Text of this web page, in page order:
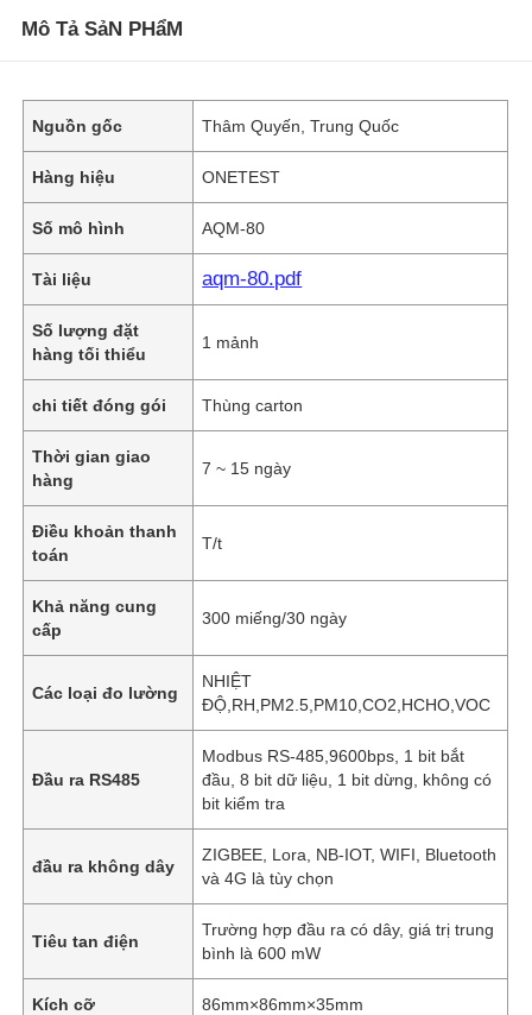
Mô Tả SảN PHẩM
Nguồn gốc Thâm Quyến, Trung Quốc
Hàng hiệu ONETEST
Số mô hình AQM-80
Tài liệu aqm-80.pdf
Số lượng đặt
hàng tối thiểu
1 mảnh
chi tiết đóng gói Thùng carton
Thời gian giao
hàng
7 ~ 15 ngày
Điều khoản thanh
toán
T/t
Khả năng cung
cấp
300 miếng/30 ngày
Các loại đo lường
NHIỆT
ĐỘ,RH,PM2.5,PM10,CO2,HCHO,VOC
Đầu ra RS485
Modbus RS-485,9600bps, 1 bit bắt
đầu, 8 bit dữ liệu, 1 bit dừng, không có
bit kiểm tra
đầu ra không dây
ZIGBEE, Lora, NB-IOT, WIFI, Bluetooth
và 4G là tùy chọn
Tiêu tan điện
Trường hợp đầu ra có dây, giá trị trung
bình là 600 mW
Kích cỡ 86mm×86mm×35mm